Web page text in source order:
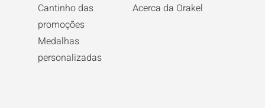
Cantinho das
promoções
Medalhas
personalizadas
Acerca da Orakel